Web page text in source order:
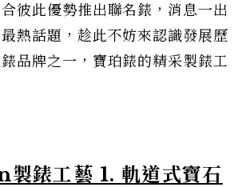
彼此優勢推出聯名錶，消息一出
熱話題，趁此不妨來認識發展歷
品牌之一，寶珀錶的精采製錶工
錶工藝 1. 軌道式寶石